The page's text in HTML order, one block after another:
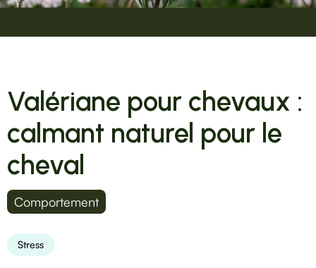
Valériane pour chevaux :
calmant naturel pour le
cheval
Comportement
Stress